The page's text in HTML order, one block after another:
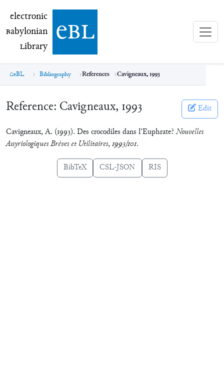
electronic Babylonian Library (eBL)
electronic
Babylonian
Library ebl
eBL Bibliography References Cavigneaux, 1993
Reference: Cavigneaux, 1993 Edit
Cavigneaux, A. (1993). Des crocodiles dans l’Euphrate? Nouvelles
Assyriologiques Brèves et Utilitaires,1993/101.
BibTeX CSL-JSON RIS